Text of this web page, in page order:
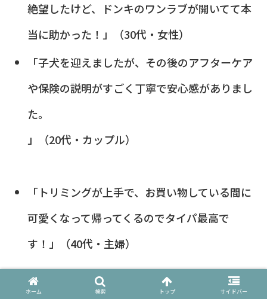
絶望したけど、ドンキのワンラブが開いてて本
当に助かった！」（30代・女性）
「子犬を迎えましたが、その後のアフターケア
や保険の説明がすごく丁寧で安心感がありまし
た。
」（20代・カップル）
「トリミングが上手で、お買い物している間に
可愛くなって帰ってくるのでタイパ最高で
す！」（40代・主婦）
ホーム 検索 トップ サイドバー